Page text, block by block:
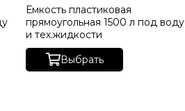
Емкость пластиковая
прямоугольная 1500 л под воду
и тех.жидкости
Выбрать